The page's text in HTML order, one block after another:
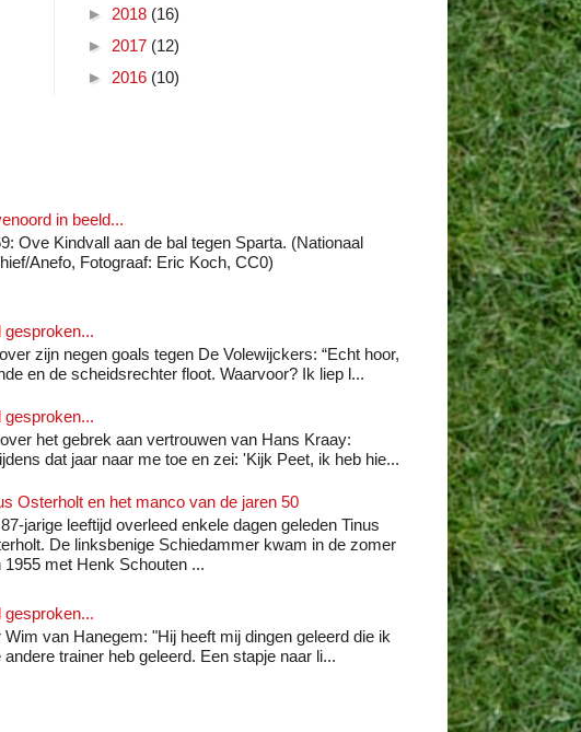
► 2018 (16)
► 2017 (12)
► 2016 (10)
in beeld...
Ove Kindvall aan de bal tegen Sparta. (Nationaal
Anefo, Fotograaf: Eric Koch, CC0)
zijn negen goals tegen De Volewijckers: “Echt hoor,
en de scheidsrechter floot. Waarvoor? Ik liep l...
het gebrek aan vertrouwen van Hans Kraay:
dat jaar naar me toe en zei: 'Kijk Peet, ik heb hie...
Osterholt en het manco van de jaren 50
jarige leeftijd overleed enkele dagen geleden Tinus
De linksbenige Schiedammer kwam in de zomer
1955 met Henk Schouten ...
van Hanegem: "Hij heeft mij dingen geleerd die ik
trainer heb geleerd. Een stapje naar li...